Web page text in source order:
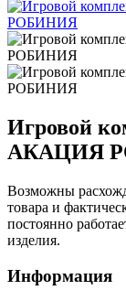
Игровой
АКАЦИЯ
Возможны
товара и
постоянно
изделия.
Информация